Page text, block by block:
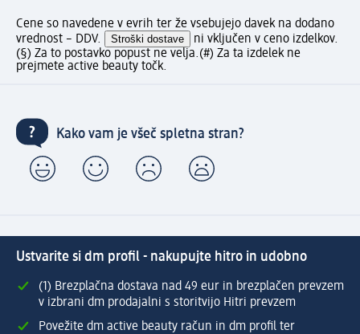
Cene so navedene v evrih ter že vsebujejo davek na dodano
vrednost – DDV.
Stroški dostave
ni vključen v ceno izdelkov.
(§) Za to postavko popust ne velja.(#) Za ta izdelek ne
prejmete active beauty točk.
Kako vam je všeč spletna stran?
Ustvarite si dm profil - nakupujte hitro in udobno
(1) Brezplačna dostava nad 49 eur in brezplačen prevzem
v izbrani dm prodajalni s storitvijo Hitri prevzem
Povežite dm active beauty račun in dm profil ter